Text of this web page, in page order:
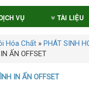
VỤ TÀI LIỆU
Hóa Chất » PHÁT SINH
ẤN OFFSET
IN ẤN OFFSET